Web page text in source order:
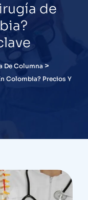
de
De Columna >
Colombia? Precios Y